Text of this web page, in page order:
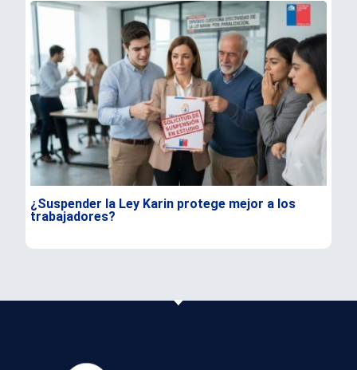
¿Suspender la Ley Karin protege mejor a los
trabajadores?